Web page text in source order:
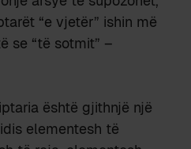
“e vjetër” ishin më
se “të sotmit” –
është gjithnjë një
elementesh të